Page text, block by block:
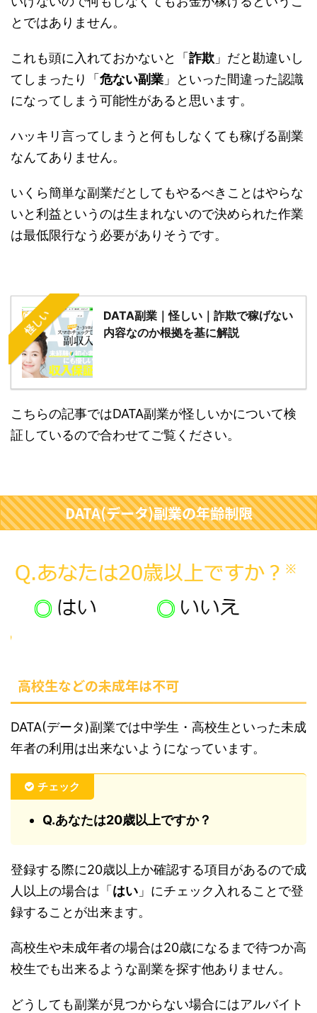
とではありません。
これも頭に入れておかないと「 詐欺 」だと勘違いし
てしまったり「 危ない副業 」といった間違った認識
になってしまう可能性があると思います。
ハッキリ言ってしまうと何もしなくても稼げる副業
なんてありません。
いくら簡単な副業だとしてもやるべきことはやらな
いと利益というのは生まれないので決められた作業
は最低限行なう必要がありそうです。
怪しい
DATA副業｜怪しい｜詐欺で稼げない
内容なのか根拠を基に解説
こちらの記事ではDATA副業が怪しいかについて検
証しているので合わせてご覧ください。
DATA(データ)副業の年齢制限
高校生などの未成年は不可
DATA(データ)副業では中学生・高校生といった未成
年者の利用は出来ないようになっています。
チェック
Q.あなたは20歳以上ですか？
登録する際に20歳以上か確認する項目があるので成
人以上の場合は「はい 」にチェック入れることで登
録することが出来ます。
高校生や未成年者の場合は20歳になるまで待つか高
校生でも出来るような副業を探す他ありません。
どうしても副業が見つからない場合にはアルバイト